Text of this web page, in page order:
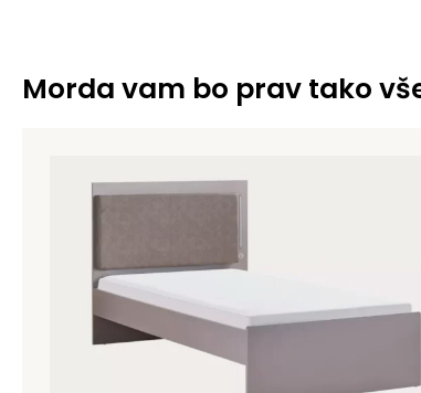
Morda vam bo prav tako